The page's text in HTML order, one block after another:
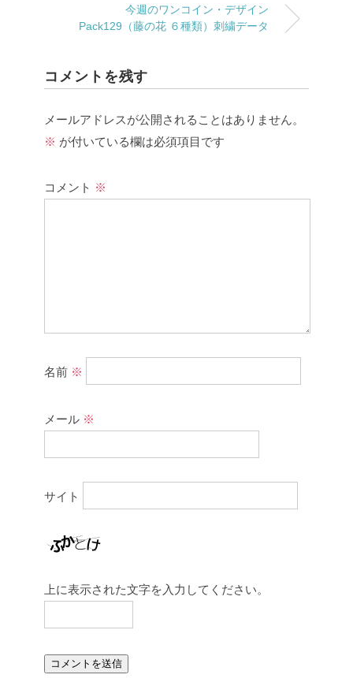
今週のワンコイン・デザイン
Pack129（藤の花 ６種類）刺繍データ
コメントを残す
メールアドレスが公開されることはありません。
※ が付いている欄は必須項目です
コメント ※
名前 ※
メール ※
サイト
上に表示された文字を入力してください。